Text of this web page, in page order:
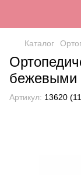
Каталог
бежевыми
Артикул: 13620